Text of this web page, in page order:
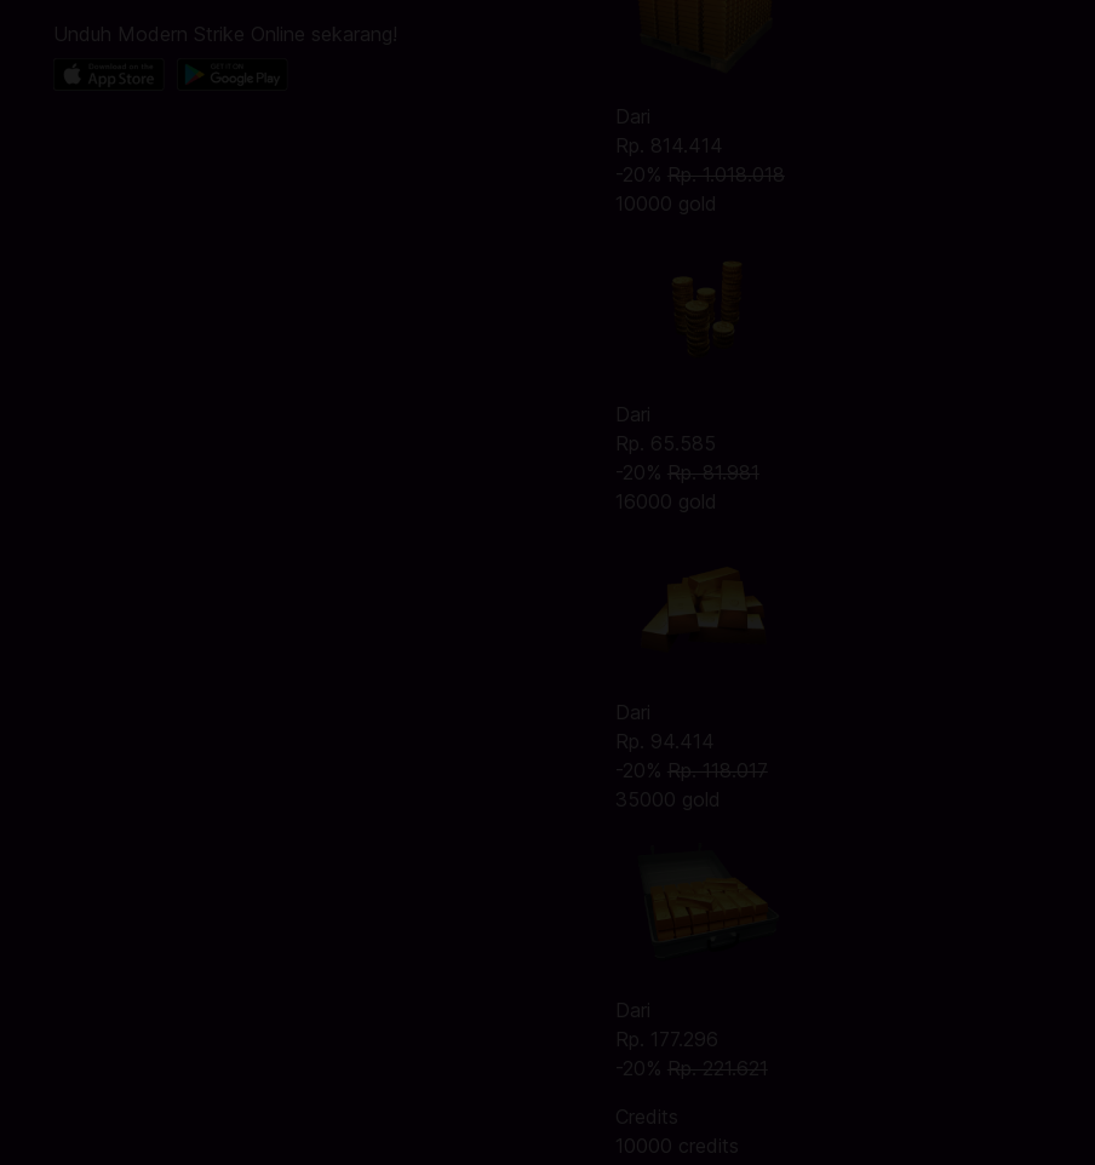
Unduh Modern Strike Online sekarang!
Dari
Rp. 814.414
-20% Rp. 1.018.018
10000 gold
Dari
Rp. 65.585
-20% Rp. 81.981
16000 gold
Dari
Rp. 94.414
-20% Rp. 118.017
35000 gold
Dari
Rp. 177.296
-20% Rp. 221.621
Credits
10000 credits